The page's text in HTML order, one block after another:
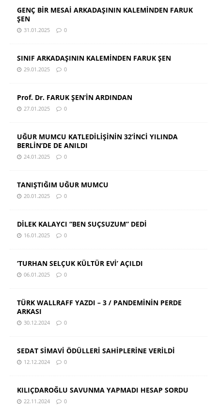
GENÇ BİR MESAİ ARKADAŞININ KALEMİNDEN FARUK
ŞEN
31.01.2025 0
SINIF ARKADAŞININ KALEMİNDEN FARUK ŞEN
29.01.2025 0
Prof. Dr. FARUK ŞEN’İN ARDINDAN
27.01.2025 0
UĞUR MUMCU KATLEDİLİŞİNİN 32’İNCİ YILINDA
BERLİN’DE DE ANILDI
24.01.2025 0
TANIŞTIĞIM UĞUR MUMCU
20.01.2025 0
DİLEK KALAYCI “BEN SUÇSUZUM” DEDİ
16.01.2025 0
‘TURHAN SELÇUK KÜLTÜR EVİ’ AÇILDI
06.01.2025 0
TÜRK WALLRAFF YAZDI – 3 / PANDEMİNİN PERDE
ARKASI
30.12.2024 0
SEDAT SİMAVİ ÖDÜLLERİ SAHİPLERİNE VERİLDİ
12.12.2024 0
KILIÇDAROĞLU SAVUNMA YAPMADI HESAP SORDU
22.11.2024 0